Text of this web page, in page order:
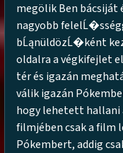
megölik Ben bácsiját
nagyobb
bĹąnüldözĹ�ként
oldalra a végkifejlet
tér és igazán
válik igazán
hogy lehetett hallani
filmjében csak a film
Pókembert, addig